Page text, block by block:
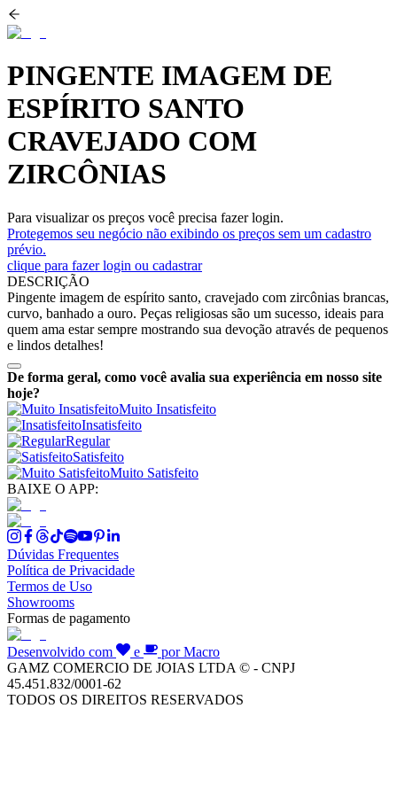
PINGENTE IMAGEM DE
ESPÍRITO SANTO
CRAVEJADO COM
ZIRCÔNIAS
Para visualizar os preços você precisa fazer login.
Protegemos seu negócio não exibindo os preços sem um cadastro
prévio.
clique para fazer login ou cadastrar
DESCRIÇÃO
Pingente imagem de espírito santo, cravejado com zircônias brancas,
curvo, banhado a ouro. Peças religiosas são um sucesso, ideais para
quem ama estar sempre mostrando sua devoção através de pequenos
e lindos detalhes!
De forma geral, como você avalia sua experiência em nosso site
hoje?
Muito Insatisfeito
Insatisfeito
Regular
Satisfeito
Muito Satisfeito
BAIXE O APP:
Dúvidas Frequentes
Política de Privacidade
Termos de Uso
Showrooms
Formas de pagamento
Desenvolvido com e
por Macro
GAMZ COMERCIO DE JOIAS LTDA © - CNPJ
45.451.832/0001-62
TODOS OS DIREITOS RESERVADOS